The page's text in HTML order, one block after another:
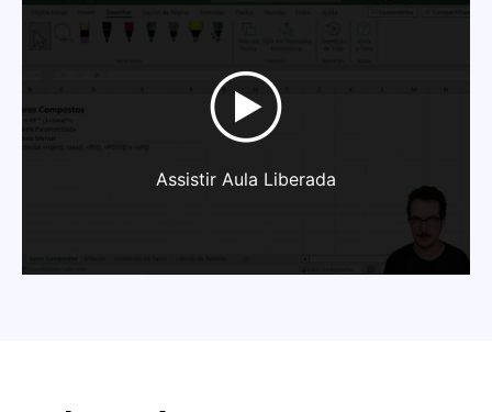
Assistir Aula Liberada